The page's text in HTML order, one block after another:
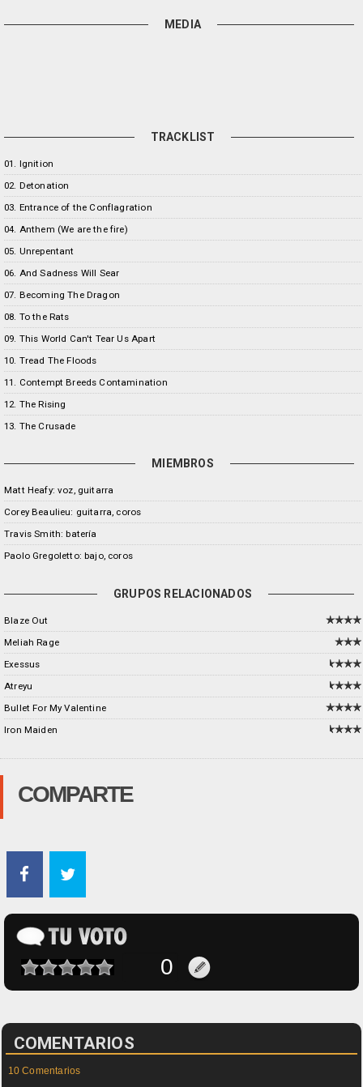
MEDIA
TRACKLIST
01. Ignition
02. Detonation
03. Entrance of the Conflagration
04. Anthem (We are the fire)
05. Unrepentant
06. And Sadness Will Sear
07. Becoming The Dragon
08. To the Rats
09. This World Can't Tear Us Apart
10. Tread The Floods
11. Contempt Breeds Contamination
12. The Rising
13. The Crusade
MIEMBROS
Matt Heafy: voz, guitarra
Corey Beaulieu: guitarra, coros
Travis Smith: batería
Paolo Gregoletto: bajo, coros
GRUPOS RELACIONADOS
Blaze Out
Meliah Rage
Exessus
Atreyu
Bullet For My Valentine
Iron Maiden
COMPARTE
COMENTARIOS
10 Comentarios